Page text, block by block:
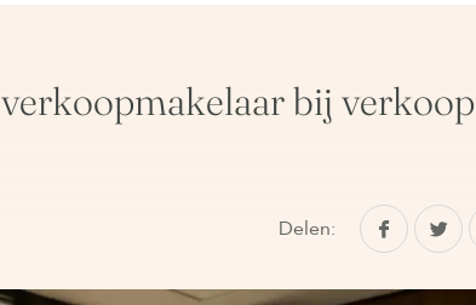
bij
Delen: